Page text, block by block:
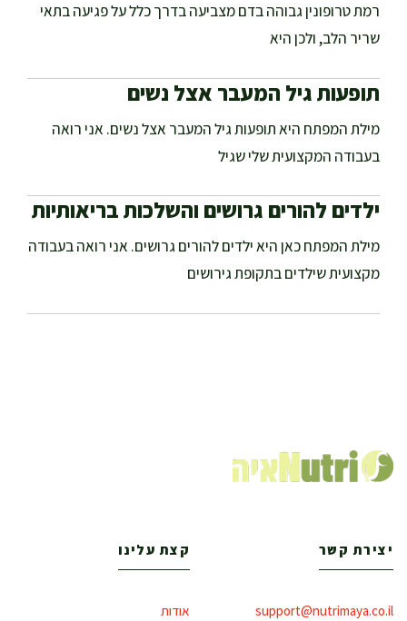
רמת טרופונין גבוהה בדם מצביעה בדרך כלל על פגיעה בתאי
שריר הלב, ולכן היא
תופעות גיל המעבר אצל נשים
מילת המפתח היא תופעות גיל המעבר אצל נשים. אני רואה
בעבודה המקצועית שלי שגיל
ילדים להורים גרושים והשלכות בריאותיות
מילת המפתח כאן היא ילדים להורים גרושים. אני רואה בעבודה
מקצועית שילדים בתקופת גירושים
יצירת קשר
support@nutrimaya.co.il
קצת עלינו
אודות